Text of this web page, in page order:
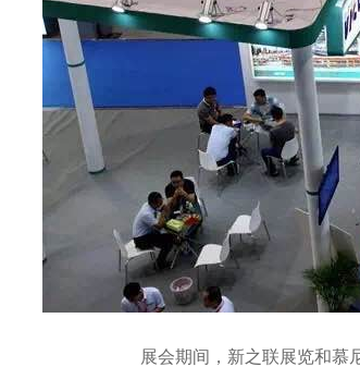
展会期间，新之联展览和慕